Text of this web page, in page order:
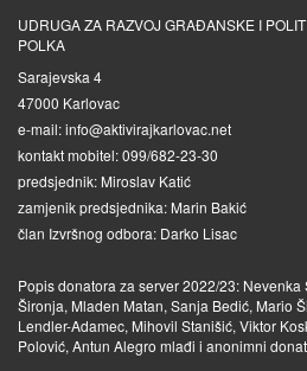
UDRUGA ZA RAZVOJ GRAĐANSKE I
POLKA
Sarajevska 4
47000 Karlovac
e-mail: info@aktivirajkarlovac.net
kontakt mobitel: 099/682-23-30
predsjednik: Miroslav Katić
zamjenik predsjednika: Marin Bakić
član Izvršnog odbora: Darko Lisac
Popis donatora za server 2022/23:
Šironja, Mladen Matan, Sanja Bedić, Mario
Lendler-Adamec, Mihovil Stanišić, Viktor
Polović, Antun Alegro mlađi i anonimni